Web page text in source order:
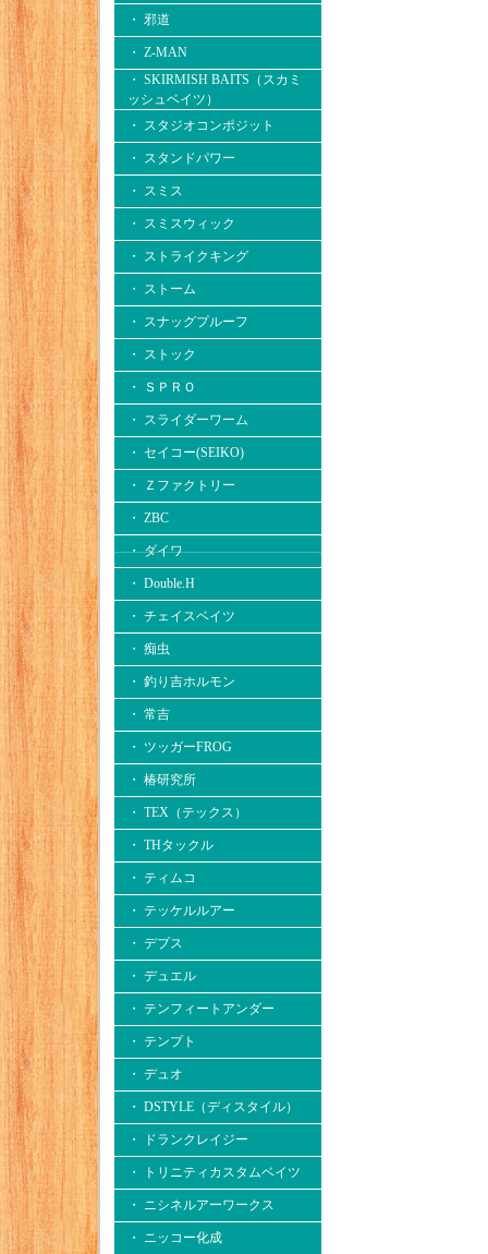
・ 邪道
・ Z-MAN
・ SKIRMISH BAITS（スカミ
ッシュベイツ）
・ スタジオコンポジット
・ スタンドパワー
・ スミス
・ スミスウィック
・ ストライクキング
・ ストーム
・ スナッグプルーフ
・ ストック
・ ＳＰＲＯ
・ スライダーワーム
・ セイコー(SEIKO)
・ Ｚファクトリー
・ ZBC
・ ダイワ
・ Double.H
・ チェイスベイツ
・ 痴虫
・ 釣り吉ホルモン
・ 常吉
・ ツッガーFROG
・ 椿研究所
・ TEX（テックス）
・ THタックル
・ ティムコ
・ テッケルルアー
・ デプス
・ デュエル
・ テンフィートアンダー
・ テンプト
・ デュオ
・ DSTYLE（ディスタイル）
・ ドランクレイジー
・ トリニティカスタムベイツ
・ ニシネルアーワークス
・ ニッコー化成